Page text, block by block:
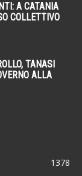
A CATANIA
COLLETTIVO
TANASI
ALLA
1378